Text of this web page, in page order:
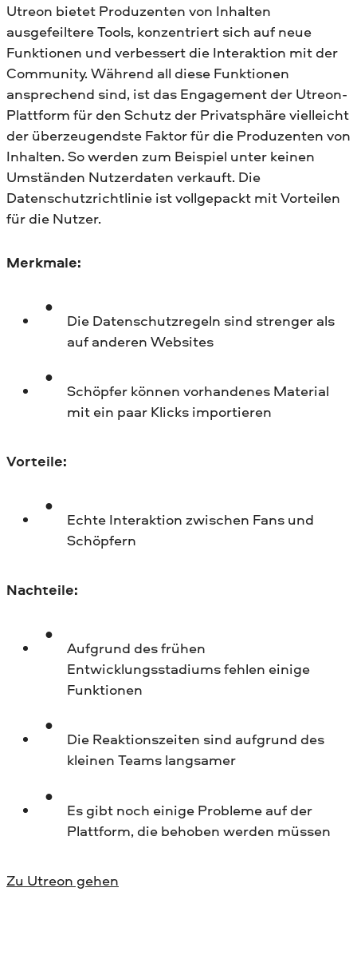
Utreon bietet Produzenten von Inhalten
ausgefeiltere Tools, konzentriert sich auf neue
Funktionen und verbessert die Interaktion mit der
Community. Während all diese Funktionen
ansprechend sind, ist das Engagement der Utreon-
Plattform für den Schutz der Privatsphäre vielleicht
der überzeugendste Faktor für die Produzenten von
Inhalten. So werden zum Beispiel unter keinen
Umständen Nutzerdaten verkauft. Die
Datenschutzrichtlinie ist vollgepackt mit Vorteilen
für die Nutzer.
Merkmale:
Die Datenschutzregeln sind strenger als
auf anderen Websites
Schöpfer können vorhandenes Material
mit ein paar Klicks importieren
Vorteile:
Echte Interaktion zwischen Fans und
Schöpfern
Nachteile:
Aufgrund des frühen
Entwicklungsstadiums fehlen einige
Funktionen
Die Reaktionszeiten sind aufgrund des
kleinen Teams langsamer
Es gibt noch einige Probleme auf der
Plattform, die behoben werden müssen
Zu Utreon gehen